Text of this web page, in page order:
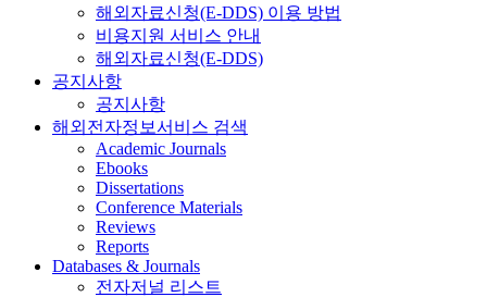
해외자료신청(E-DDS) 이용 방법
비용지원 서비스 안내
해외자료신청(E-DDS)
공지사항
공지사항
해외전자정보서비스 검색
Academic Journals
Ebooks
Dissertations
Conference Materials
Reviews
Reports
Databases & Journals
전자저널 리스트